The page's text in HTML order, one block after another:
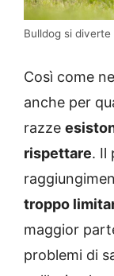
Bulldog si
Così come
anche per
razze
rispettare. Il
troppo
maggior
problemi di